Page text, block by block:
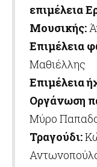
επιμέλεια
Μουσικής:
Επιμέλεια
Μαθιέλλης
Επιμέλεια
Οργάνωση
Μύρο
Τραγούδι: